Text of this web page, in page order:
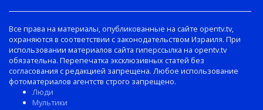
Все права на материалы, опубликованные на сайте opentv.tv,
охраняются в соответствии с законодательством Израиля. При
использовании материалов сайта гиперссылка на opentv.tv
обязательна. Перепечатка эксклюзивных статей без
согласования с редакцией запрещена. Любое использование
фотоматериалов агентств строго запрещено.
Люди
Мультики